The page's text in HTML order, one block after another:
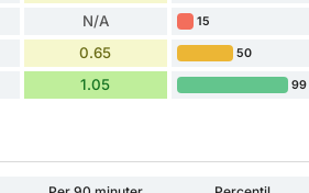
N/A 15
0.65 50
1.05 99